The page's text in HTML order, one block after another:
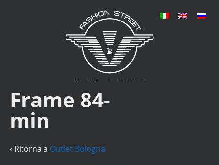
Frame 84-
min
‹ Ritorna a Outlet Bologna